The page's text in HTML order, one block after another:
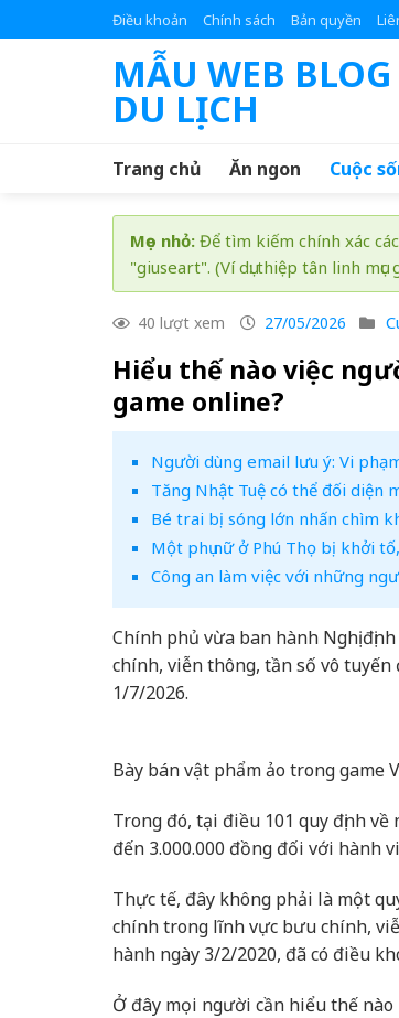
to
Điều khoản Chính sách Bản quyền
MẪU WEB BLOG
DU LỊCH
Trang chủ Ăn ngon Cuộc
Mẹo nhỏ: Để tìm kiếm chính xác
"giuseart". (Ví dụ: thiệp tân linh mục
40 lượt xem 27/05/2026
Hiểu thế nào việc
game online?
Người dùng email lưu ý: Vi
Tăng Nhật Tuệ có thể đối diện
Bé trai bị sóng lớn nhấn chìm
Một phụ nữ ở Phú Thọ bị khởi
Công an làm việc với những
Chính phủ vừa ban hành Nghị
chính, viễn thông, tần số vô
1/7/2026.
Bày bán vật phẩm ảo trong game
Trong đó, tại điều 101 quy định
đến 3.000.000 đồng đối với hành
Thực tế, đây không phải là một
chính trong lĩnh vực bưu chính,
hành ngày 3/2/2020, đã có điều
Ở đây mọi người cần hiểu thế